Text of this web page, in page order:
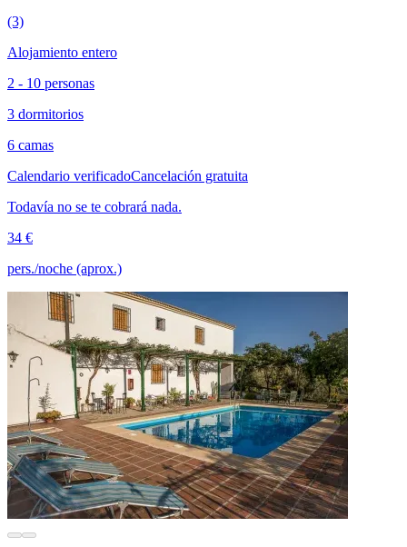
(3)
Alojamiento entero
2 - 10 personas
3 dormitorios
6 camas
Calendario verificadoCancelación gratuita
Todavía no se te cobrará nada.
34 €
pers./noche (aprox.)